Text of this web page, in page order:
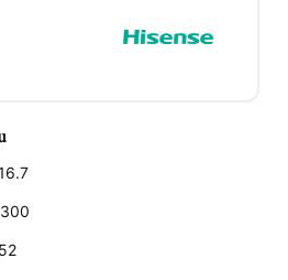
300